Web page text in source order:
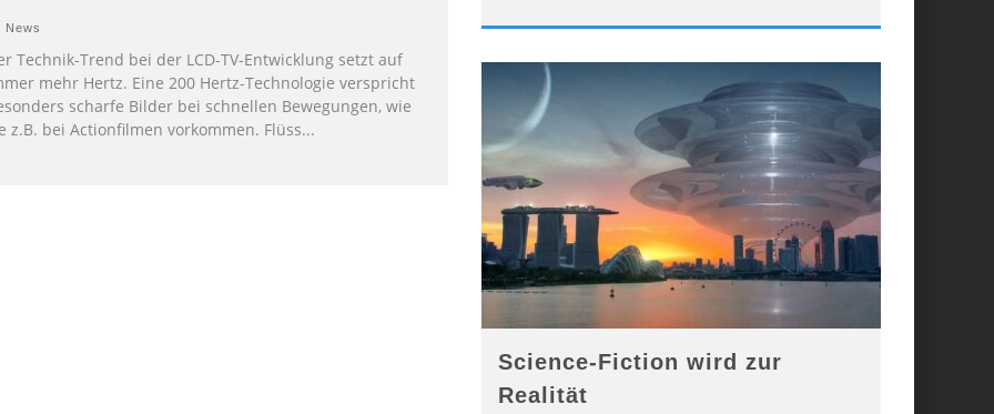
News
Technik-Trend bei der LCD-TV-Entwicklung setzt auf
mehr Hertz. Eine 200 Hertz-Technologie verspricht
scharfe Bilder bei schnellen Bewegungen, wie
z.B. bei Actionfilmen vorkommen. Flüss...
Science-Fiction wird zur
Realität